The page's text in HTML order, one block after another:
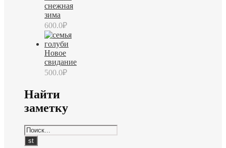
снежная
зима
600.0₽
Новое
свидание
500.0₽
Найти
заметку